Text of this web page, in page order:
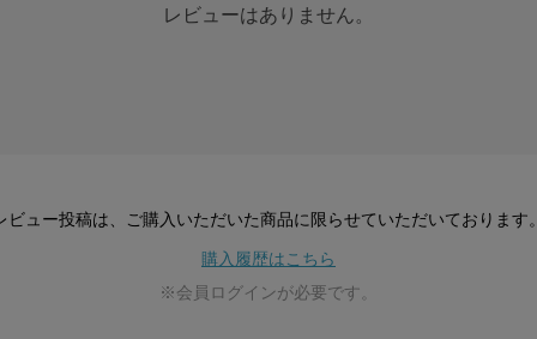
レビューはありません。
ビュー投稿は、ご購入いただいた商品に限らせていただいております
購入履歴はこちら
※会員ログインが必要です。